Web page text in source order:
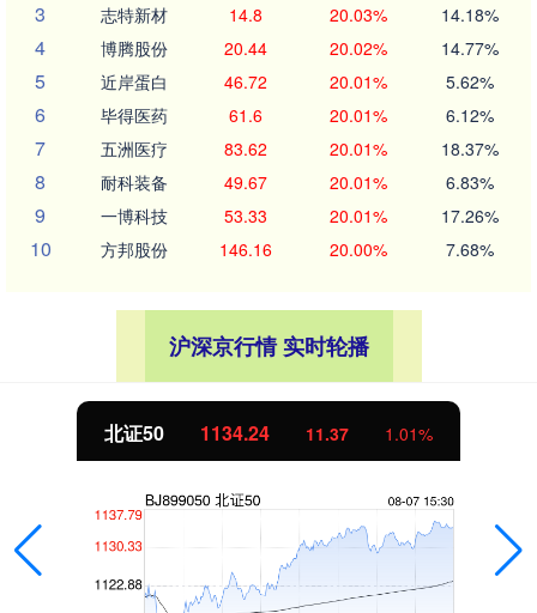
3 志特新材 14.8 20.03% 14.18%
4 博腾股份 20.44 20.02% 14.77%
5 近岸蛋白 46.72 20.01% 5.62%
6 毕得医药 61.6 20.01% 6.12%
7 五洲医疗 83.62 20.01% 18.37%
8 耐科装备 49.67 20.01% 6.83%
9 一博科技 53.33 20.01% 17.26%
10 方邦股份 146.16 20.00% 7.68%
沪深京行情 实时轮播
北证50 1134.24 11.37 1.01%